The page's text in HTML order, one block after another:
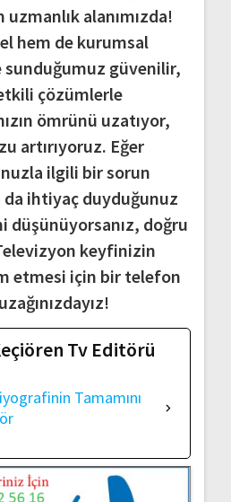
alanımızda!
hem de kurumsal
güvenilir,
çözümlerle
ömrünü uzatıyor,
artırıyoruz. Eğer
ilgili bir sorun
da ihtiyaç duyduğunuz
düşünüyorsanız, doğru
keyfinizin
etmesi için bir telefon
Tv Editörü
Tamamını